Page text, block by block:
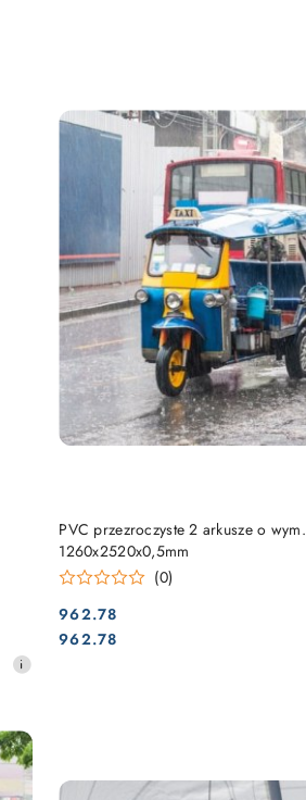
PVC przezroczyste 2 arkusze o wym.
1260x2520x0,5mm
(0)
Cena:
962.78
Cena:
962.78
DO KOSZYKA